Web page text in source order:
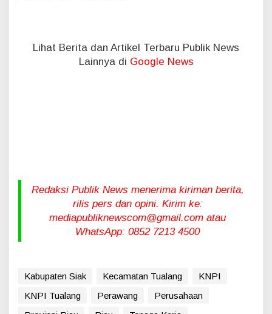
Lihat Berita dan Artikel Terbaru Publik News
Lainnya di Google News
Redaksi Publik News menerima kiriman berita,
rilis pers dan opini. Kirim ke:
mediapubliknewscom@gmail.com atau
WhatsApp: 0852 7213 4500
Kabupaten Siak Kecamatan Tualang
KNPI
KNPI Tualang
Perawang
Perusahaan